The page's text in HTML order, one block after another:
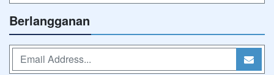
Berlangganan